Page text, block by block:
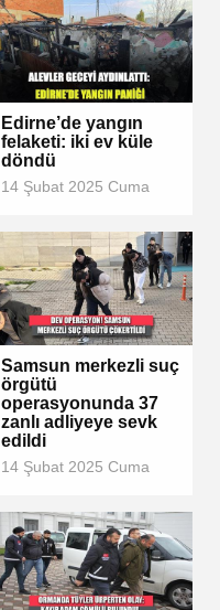
Edirne’de yangın
felaketi: iki ev küle
döndü
14 Şubat 2025 Cuma
Samsun merkezli suç
örgütü
operasyonunda 37
zanlı adliyeye sevk
edildi
14 Şubat 2025 Cuma